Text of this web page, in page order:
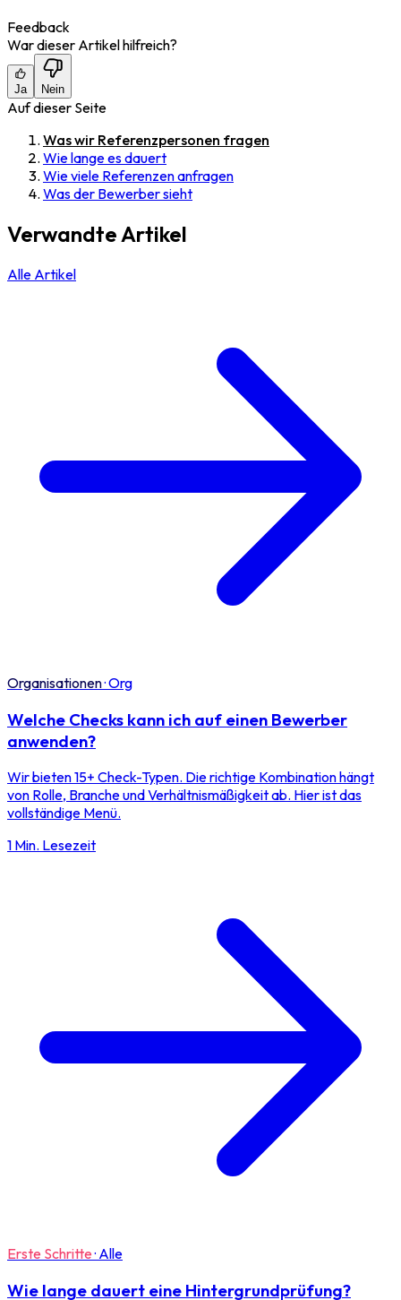
Feedback
War dieser Artikel hilfreich?
Ja Nein
Auf dieser Seite
Was wir Referenzpersonen fragen
Wie lange es dauert
Wie viele Referenzen anfragen
Was der Bewerber sieht
Verwandte Artikel
Alle Artikel
Organisationen·Org
Welche Checks kann ich auf einen Bewerber
anwenden?
Wir bieten 15+ Check-Typen. Die richtige Kombination hängt
von Rolle, Branche und Verhältnismäßigkeit ab. Hier ist das
vollständige Menü.
1 Min. Lesezeit
Erste Schritte · Alle
Wie lange dauert eine Hintergrundprüfung?